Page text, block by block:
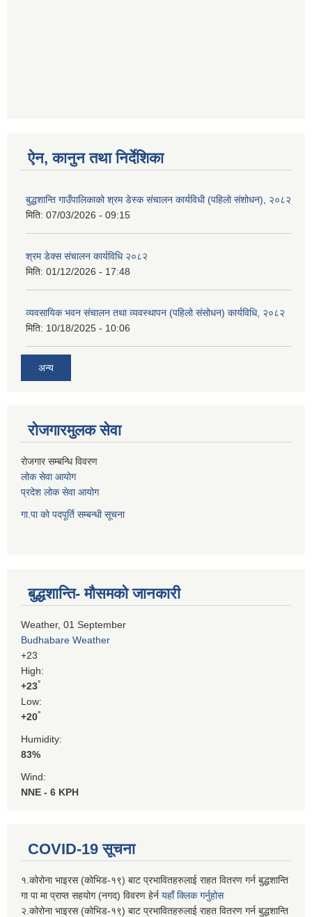
ऐन, कानुन तथा निर्देशिका
बुद्धशान्ति गाउँपालिकाको श्रम डेस्क संचालन कार्यविधी (पहिलो संशोधन), २०८२
मिति: 07/03/2026 - 09:15
श्रम डेक्स संचालन कार्यविधि २०८२
मिति: 01/12/2026 - 17:48
व्यवसायिक भवन संचालन तथा व्यवस्थापन (पहिलो संसोधन) कार्यविधि, २०८२
मिति: 10/18/2025 - 10:06
अन्य
रोजगारमुलक सेवा
रोजगार सम्बन्धि विवरण
लोक सेवा आयोग
प्रदेश लोक सेवा आयोग
गा.पा को पदपूर्ति सम्बन्धी सूचना
बुद्धशान्ति- मौसमको जानकारी
Weather, 01 September
Budhabare Weather
+23
High:
+23°
Low:
+20°
Humidity:
83%
Wind:
NNE - 6 KPH
COVID-19 सूचना
१.कोरोना भाइरस (कोभिड-१९) बाट प्रभावितहरुलाई राहत वितरण गर्न बुद्धशान्ति
गा पा मा प्राप्त सहयोग (नगद) विवरण हेर्न यहाँ क्लिक गर्नुहोस
२.कोरोना भाइरस (कोभिड-१९) बाट प्रभावितहरुलाई राहत वितरण गर्न बुद्धशान्ति